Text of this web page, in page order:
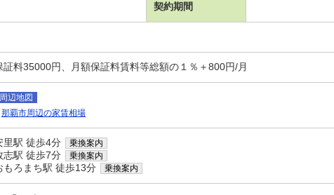
契約期間
料35000円、月額保証料賃料等総額の１％＋800円/月
周辺地図
那覇市周辺の家賃相場
里駅 徒歩4分 乗換案内
志駅 徒歩7分 乗換案内
ろまち駅 徒歩13分 乗換案内